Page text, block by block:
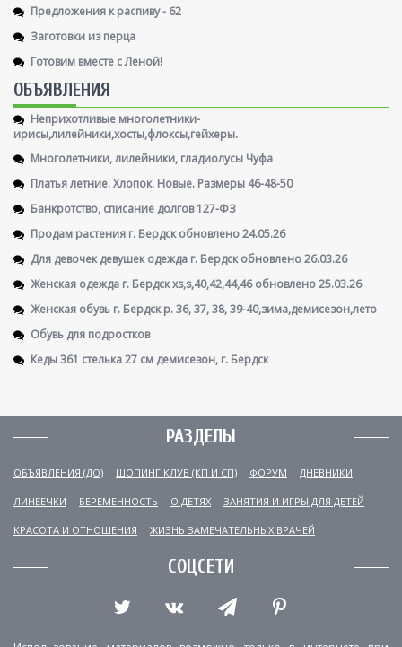
Предложения к распиву - 62
Заготовки из перца
Готовим вместе с Леной!
ОБЪЯВЛЕНИЯ
Неприхотливые многолетники-
ирисы,лилейники,хосты,флоксы,гейхеры.
Многолетники, лилейники, гладиолусы Чуфа
Платья летние. Хлопок. Новые. Размеры 46-48-50
Банкротство, списание долгов 127-ФЗ
Продам растения г. Бердск обновлено 24.05.26
Для девочек девушек одежда г. Бердск обновлено 26.03.26
Женская одежда г. Бердск xs,s,40,42,44,46 обновлено 25.03.26
Женская обувь г. Бердск р. 36, 37, 38, 39-40,зима,демисезон,лето
Обувь для подростков
Кеды 361 стелька 27 см демисезон, г. Бердск
РАЗДЕЛЫ
ОБЪЯВЛЕНИЯ (ДО) ШОПИНГ КЛУБ (КП И СП) ФОРУМ ДНЕВНИКИ
ЛИНЕЕЧКИ БЕРЕМЕННОСТЬ О ДЕТЯХ ЗАНЯТИЯ И ИГРЫ ДЛЯ ДЕТЕЙ
КРАСОТА И ОТНОШЕНИЯ ЖИЗНЬ ЗАМЕЧАТЕЛЬНЫХ ВРАЧЕЙ
СОЦСЕТИ